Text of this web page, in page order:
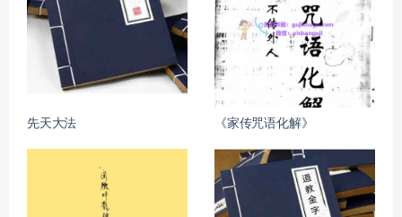
先天大法 《家传咒语化解》